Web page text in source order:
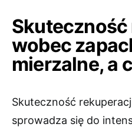
wobec
mierzalne, a
Skuteczność
sprowadza się do